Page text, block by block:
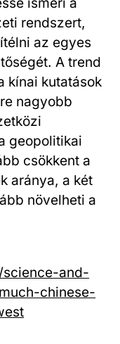
rendszert,
az egyes
A trend
kínai kutatások
nagyobb
geopolitikai
csökkent a
aránya, a két
növelheti a
and-
chinese-